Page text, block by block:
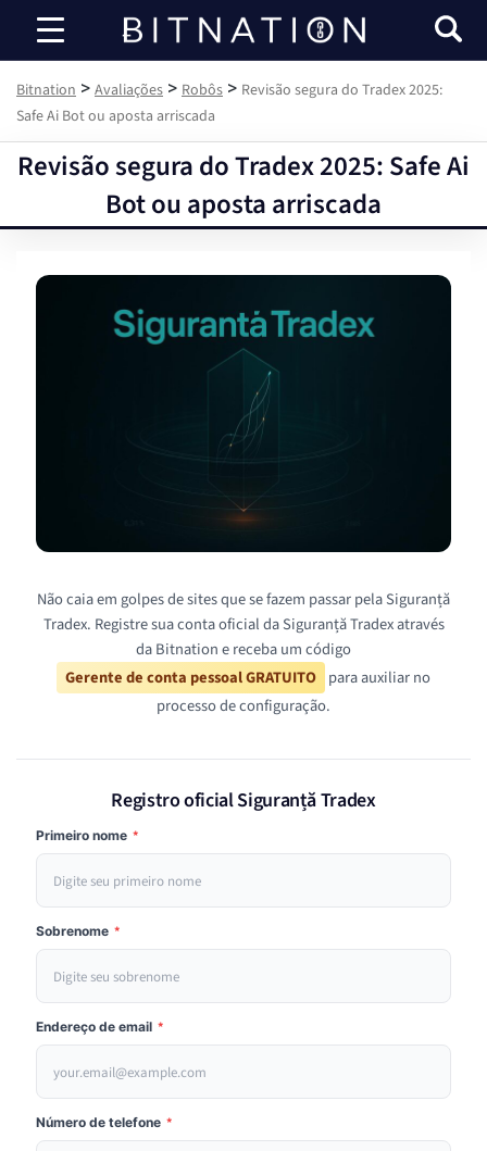
Bitnation
Bitnation > Avaliações > Robôs > Revisão segura do Tradex 2025:
Safe Ai Bot ou aposta arriscada
Revisão segura do Tradex 2025: Safe Ai
Bot ou aposta arriscada
Não caia em golpes de sites que se fazem passar pela Siguranță
Tradex. Registre sua conta oficial da Siguranță Tradex através
da Bitnation e receba um código
Gerente de conta pessoal GRATUITO para auxiliar no
processo de configuração.
Registro oficial Siguranță Tradex
Primeiro nome *
Sobrenome *
Endereço de email *
Número de telefone *